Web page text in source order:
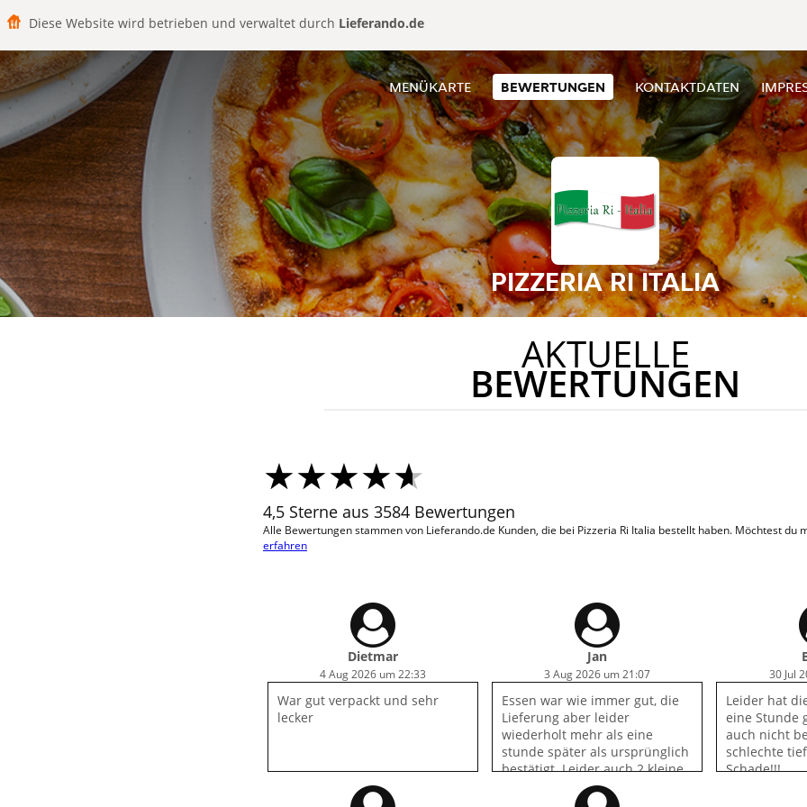
Diese Website wird betrieben und verwaltet durch Lieferando.de
MENÜKARTE BEWERTUNGEN KONTAKTDATEN
PIZZERIA RI ITALIA
AKTUELLE
BEWERTUNGEN
4,5 Sterne aus 3584 Bewertungen
Alle Bewertungen stammen von Lieferando.de Kunden, die bei Pizzeria Ri Italia bestellt haben. Möchtest du
erfahren
Dietmar
4 Aug 2026 um 22:33
War gut verpackt und sehr
lecker
Jan
3 Aug 2026 um 21:07
Essen war wie immer gut, die
Lieferung aber leider
wiederholt mehr als eine
stunde später als ursprünglich
bestätigt. Leider auch 2 kleine
Fehler bei der Lieferung….
30 Jul
Leider hat
eine Stunde
auch nicht
schlechte
Schade!!!